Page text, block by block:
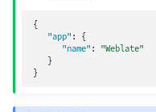
{
"app" :
{
"name" :
"Weblate"
}
}